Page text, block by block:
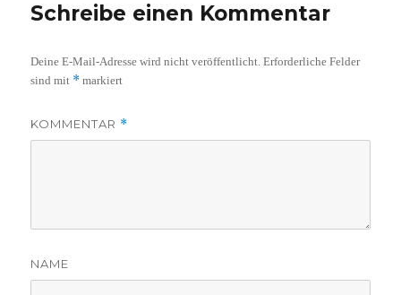
Schreibe einen Kommentar
Deine E-Mail-Adresse wird nicht veröffentlicht. Erforderliche Felder
sind mit * markiert
KOMMENTAR *
NAME